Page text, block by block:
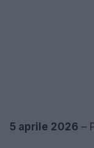
5 aprile 2026 –